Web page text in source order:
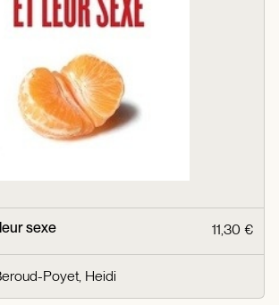
sexe 11,30 €
Poyet, Heidi